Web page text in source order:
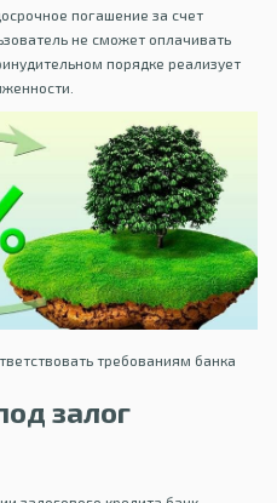
погашение за счет
не сможет оплачивать
порядке реализует
требованиям банка
залог